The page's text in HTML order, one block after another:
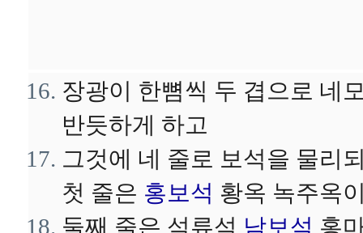
장광이 한뼘씩 두 겹으로 네
반듯하게 하고
그것에 네 줄로 보석을 물리
첫 줄은 홍보석 황옥 녹주옥
둘째 줄은 석류석 남보석 홍